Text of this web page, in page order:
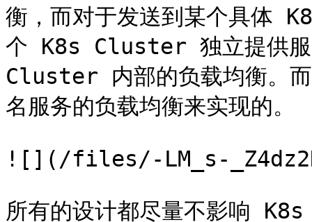
衡，而对于发送到某个具体
个 K8s Cluster 独立提供服
Cluster 内部的负载均衡。
名服务的负载均衡来实现的。
![](/files/-LM_s-
所有的设计都尽量不影响